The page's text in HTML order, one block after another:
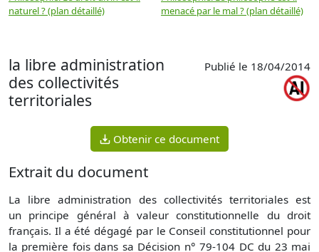
naturel ? (plan détaillé)
menacé par le mal ? (plan détaillé)
la libre administration
des collectivités
territoriales
Publié le 18/04/2014
Obtenir ce document
Extrait du document
La libre administration des collectivités territoriales est
un principe général à valeur constitutionnelle du droit
français. Il a été dégagé par le Conseil constitutionnel pour
la première fois dans sa Décision n° 79-104 DC du 23 mai